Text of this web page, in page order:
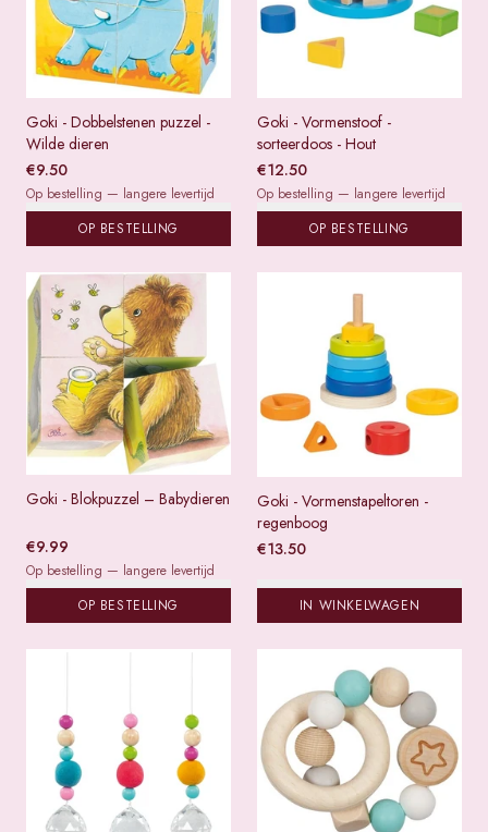
Goki - Dobbelstenen puzzel -
Wilde dieren
€9.50
Op bestelling — langere levertijd
OP BESTELLING
Goki - Vormenstoof -
sorteerdoos - Hout
€12.50
Op bestelling — langere levertijd
OP BESTELLING
Goki - Blokpuzzel – Babydieren
€9.99
Op bestelling — langere levertijd
OP BESTELLING
Goki - Vormenstapeltoren -
regenboog
€13.50
IN WINKELWAGEN